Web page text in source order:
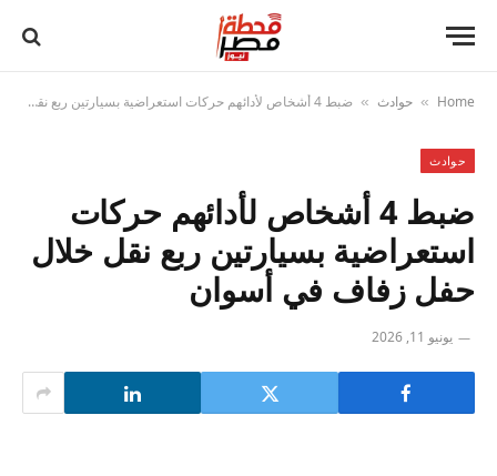
Home
» حوادث » ضبط 4 أشخاص لأدائهم حركات استعراضية بسيارتين ربع نقل خلال حفل زفاف في أسوان
حوادث
ضبط 4 أشخاص لأدائهم حركات
استعراضية بسيارتين ربع نقل خلال
حفل زفاف في أسوان
يونيو 11, 2026